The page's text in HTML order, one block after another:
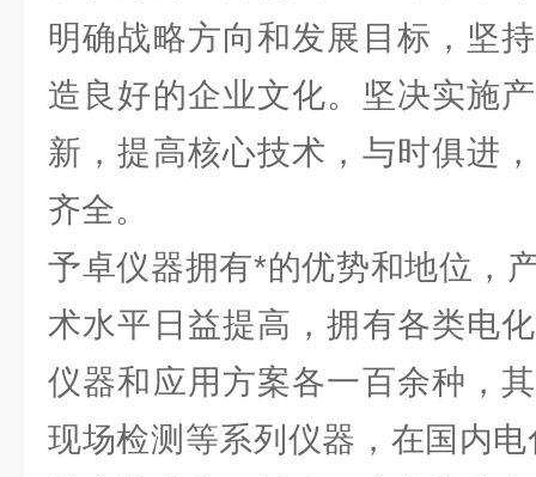
明确战略方向和发展目标，坚
造良好的企业文化。坚决实施
新，提高核心技术，与时俱进
齐全。
予卓仪器拥有*的优势和地位，
术水平日益提高，拥有各类电
仪器和应用方案各一百余种，
现场检测等系列仪器，在国内